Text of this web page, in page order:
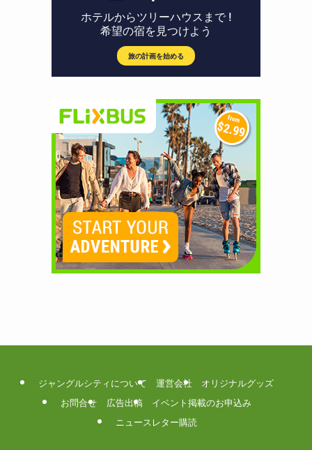
ジャングルシティについて 運営会社
オリジナルグッズ
お問合せ
広告出稿
イベント掲載のお申込み
ニュースレター購読